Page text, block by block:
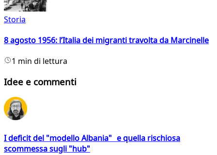
Storia
8 agosto 1956: l’Italia dei migranti travolta da Marcinelle
1 min di lettura
Idee e commenti
I deficit del "modello Albania" e quella rischiosa
scommessa sugli "hub"